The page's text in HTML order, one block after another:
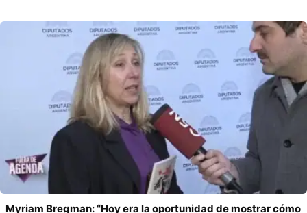
Myriam Bregman: “Hoy era la oportunidad de mostrar cómo